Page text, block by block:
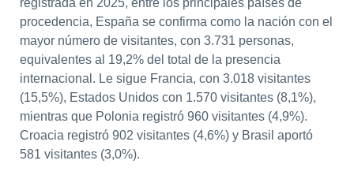
registrada en 2025, entre los principales países de
procedencia, España se confirma como la nación con el
mayor número de visitantes, con 3.731 personas,
equivalentes al 19,2% del total de la presencia
internacional. Le sigue Francia, con 3.018 visitantes
(15,5%), Estados Unidos con 1.570 visitantes (8,1%),
mientras que Polonia registró 960 visitantes (4,9%).
Croacia registró 902 visitantes (4,6%) y Brasil aportó
581 visitantes (3,0%).